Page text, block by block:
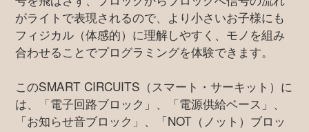
がライトで表現されるので、より小さいお子様にも
フィジカル（体感的）に理解しやすく、モノを組み
合わせることでプログラミングを体験できます。
このSMART CIRCUITS（スマート・サーキット）に
は、「電子回路ブロック」、「電源供給ベース」、
「お知らせ音ブロック」、「NOT（ノット）ブロッ